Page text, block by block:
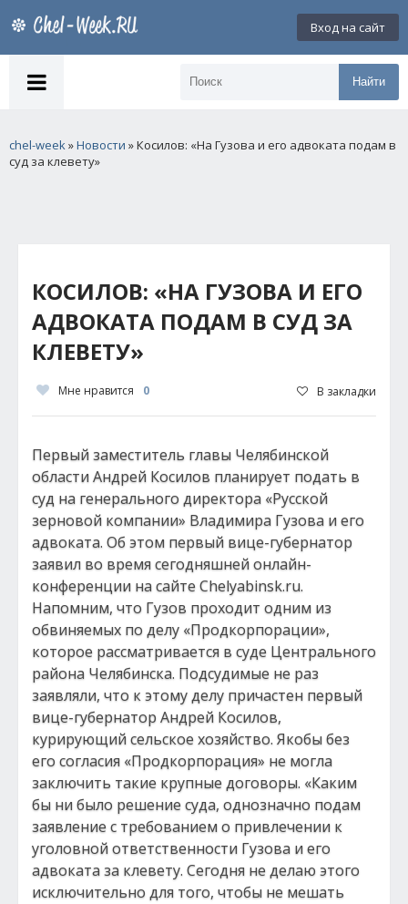
Вход на сайт
Найти
chel-week»Новости » Косилов: «На Гузова и его адвоката подам в
суд за клевету»
КОСИЛОВ: «НА ГУЗОВА И ЕГО
АДВОКАТА ПОДАМ В СУД ЗА
КЛЕВЕТУ»
Мне нравится 0 В закладки
Первый заместитель главы Челябинской
области Андрей Косилов планирует подать в
суд на генерального директора «Русской
зерновой компании» Владимира Гузова и его
адвоката. Об этом первый вице-губернатор
заявил во время сегодняшней онлайн-
конференции на сайте Chelyabinsk.ru.
Напомним, что Гузов проходит одним из
обвиняемых по делу «Продкорпорации»,
которое рассматривается в суде Центрального
района Челябинска. Подсудимые не раз
заявляли, что к этому делу причастен первый
вице-губернатор Андрей Косилов,
курирующий сельское хозяйство. Якобы без
его согласия «Продкорпорация» не могла
заключить такие крупные договоры. «Каким
бы ни было решение суда, однозначно подам
заявление с требованием о привлечении к
уголовной ответственности Гузова и его
адвоката за клевету. Сегодня не делаю этого
исключительно для того, чтобы не мешать